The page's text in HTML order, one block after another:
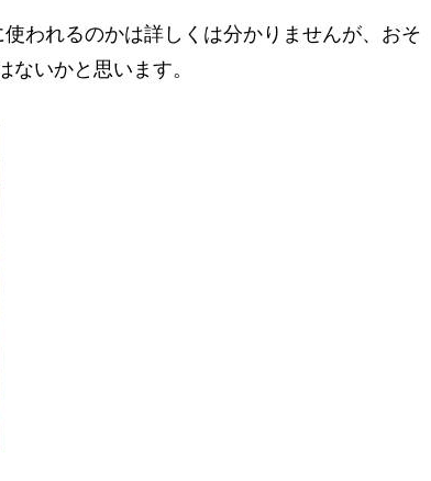
われるのかは詳しくは分かりませんが、おそ
いかと思います。